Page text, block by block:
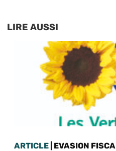
LIRE AUSSI
ARTICLE | EVASION